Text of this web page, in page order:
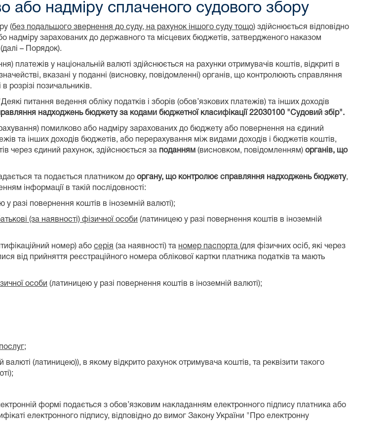
або надміру сплаченого судового збору
(без подальшого звернення до суду, на рахунок іншого суду тощо) здійснюється відповідно
надміру зарахованих до державного та місцевих бюджетів, затвердженого наказом
– Порядок).
платежів у національній валюті здійснюється на рахунки отримувачів коштів, відкриті в
вказані у поданні (висновку, повідомленні) органів, що контролюють справляння
розрізі позичальників.
питання ведення обліку податків і зборів (обов’язкових платежів) та інших доходів
надходжень бюджету за кодами бюджетної класифікації 22030100 "Судовий збір".
помилково або надміру зарахованих до бюджету або повернення на єдиний
та інших доходів бюджетів, або перерахування між видами доходів і бюджетів коштів,
через єдиний рахунок, здійснюється за поданням (висновком, повідомленням) органів, що
та подається платником до органу, що контролює справляння надходжень бюджету,
інформації в такій послідовності:
разі повернення коштів в іноземній валюті);
(за наявності) фізичної особи (латиницею у разі повернення коштів в іноземній
номер) або серія (за наявності) та номер паспорта (для фізичних осіб, які через
від прийняття реєстраційного номера облікової картки платника податків та мають
особи (латиницею у разі повернення коштів в іноземній валюті);
;
валюті (латиницею)), в якому відкрито рахунок отримувача коштів, та реквізити такого
формі подається з обов’язковим накладанням електронного підпису платника або
електронного підпису, відповідно до вимог Закону України "Про електронну